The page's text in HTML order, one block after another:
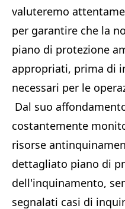
valuteremo
per garantire che la
piano di protezione
appropriati, prima di
necessari per le
Dal suo
costantemente
risorse
dettagliato piano di
dell'inquinamento,
segnalati casi di